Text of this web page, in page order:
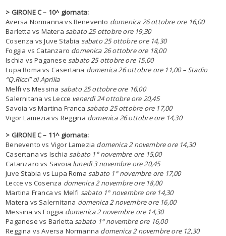
> GIRONE C – 10^ giornata:
Aversa Normanna vs Benevento domenica 26 ottobre ore 16,00
Barletta vs Matera sabato 25 ottobre ore 19,30
Cosenza vs Juve Stabia sabato 25 ottobre ore 14,30
Foggia vs Catanzaro domenica 26 ottobre ore 18,00
Ischia vs Paganese sabato 25 ottobre ore 15,00
Lupa Roma vs Casertana domenica 26 ottobre ore 11,00 – Stadio
“Q.Ricci” di Aprilia
Melfi vs Messina sabato 25 ottobre ore 16,00
Salernitana vs Lecce venerdì 24 ottobre ore 20,45
Savoia vs Martina Francasabato 25 ottobre ore 17,00
Vigor Lamezia vs Reggina domenica 26 ottobre ore 14,30
> GIRONE C – 11^ giornata:
Benevento vs Vigor Lamezia domenica 2 novembre ore 14,30
Casertana vs Ischia sabato 1° novembre ore 15,00
Catanzaro vs Savoia lunedì 3 novembre ore 20,45
Juve Stabia vs Lupa Roma sabato 1° novembre ore 17,00
Lecce vs Cosenza domenica 2 novembre ore 18,00
Martina Franca vs Melfi sabato 1° novembre ore 14,30
Matera vs Salernitana domenica 2 novembre ore 16,00
Messina vs Foggia domenica 2 novembre ore 14,30
Paganese vs Barletta sabato 1° novembre ore 16,00
Reggina vs Aversa Normanna domenica 2 novembre ore 12,30